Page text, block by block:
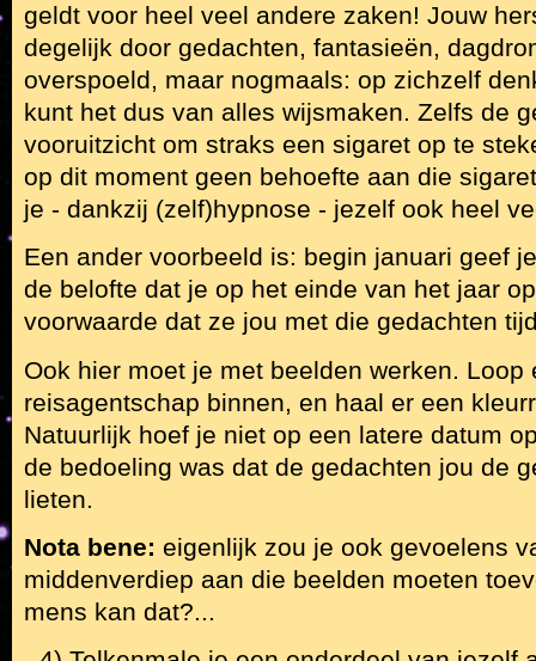
geldt voor heel veel andere zaken! Jouw
degelijk door gedachten, fantasieën,
overspoeld, maar nogmaals: op zichzelf
kunt het dus van alles wijsmaken. Zelfs de
vooruitzicht om straks een sigaret op te
op dit moment geen behoefte aan die
je - dankzij (zelf)hypnose - jezelf ook heel
Een ander voorbeeld is: begin januari geef
de belofte dat je op het einde van het jaar
voorwaarde dat ze jou met die gedachten
Ook hier moet je met beelden werken. Loop
reisagentschap binnen, en haal er een
Natuurlijk hoef je niet op een latere datum
de bedoeling was dat de gedachten jou de
lieten.
Nota bene: eigenlijk zou je ook gevoelens
middenverdiep aan die beelden moeten
mens kan dat?...